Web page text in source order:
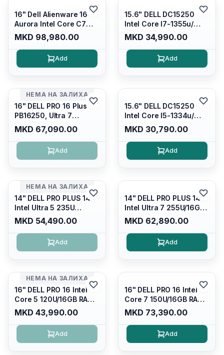
16" Dell Alienware 16
Aurora Intel Core C7
240H /16GB RAM DDR5
5600mhz/ 1TB SSD M.2
Nvme/rtx4050 6GB/
Wqxga(2560x1600)
Win 11 Home/
MKD 98,980.00
Add
15.6" DELL DC15250
Intel Core I7-1355u/
16GB DDR4 / 512GB SSD
M.2 2230/ Intel UHD
Graphics/ 120Hz Anti-
glare FULLHD LED
MKD 34,990.00
Add
НЕМА НА ЗАЛИХА
16" DELL PRO 16 Plus
PB16250, Ultra 7
265U/16GB RAM (1x
16GB) 5600 Mhz DDR5/
512GB SSD M.2 Nvme/
/cam+mic,bt/backlit KB
MKD 67,090.00
Add
15.6" DELL DC15250
Intel Core I5-1334u/
16GB DDR4 (1x16gb
2666mhz)/ 512GB SSD
M.2 Nvme/ Intel UHD
Graphics/ 120Hz Anti-
MKD 30,790.00
Add
НЕМА НА ЗАЛИХА
14" DELL PRO PLUS 14
Intel Ultra 5 235U
Vpro/16gb RAM DDR5
5600mhz/ 512 GB SSD
M.2 Nvme
2230/FULLHD+ (16:10)
4/RJ45/PB14250
MKD 54,490.00
Add
14" DELL PRO PLUS 14
Intel Ultra 7 255U/16GB
RAM DDR5 5600mhz/
512 GB SSD M.2 Nvme
2230/FULLHD+ (16:10)
Ips/bt/backlit
MKD 62,890.00
Add
НЕМА НА ЗАЛИХА
16" DELL PRO 16 Intel
Core 5 120U/16GB RAM
DDR5 5600mhz/ 512 GB
SSD M.2 Nvme/fullhd+
(16:10) Ips/bt/backlit
Kb/thunderbolt
MKD 43,990.00
Add
16" DELL PRO 16 Intel
Core 7 150U/16GB RAM
DDR5 5600mhz/ 512 GB
SSD M.2 Nvme
(2230)/FULLHD+ (16:10)
Ips/bt/backlit
MKD 73,390.00
Add